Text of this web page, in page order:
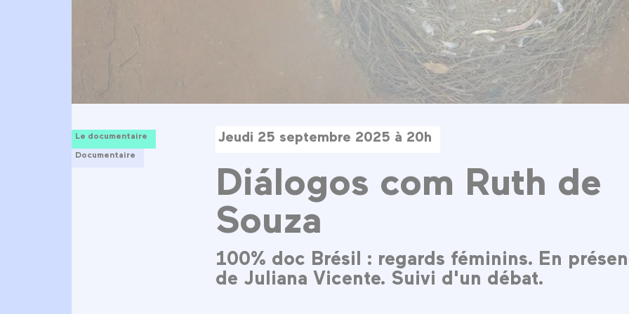
Le documentaire
Documentaire
Jeudi 25 septembre 2025 à 20h
Diálogos com Ruth de
Souza
100% doc Brésil : regards féminins. En
de Juliana Vicente. Suivi d'un débat.